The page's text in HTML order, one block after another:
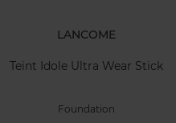
LANCOME
Teint Idole Ultra Wear Stick
Foundation